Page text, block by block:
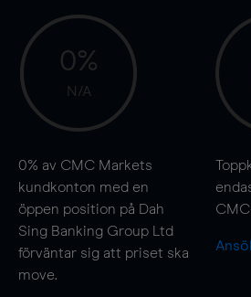
0%
N/A
0% av CMC Markets
kundkonton med en
öppen position på Dah
Sing Banking Group Ltd
förväntar sig att priset ska
move.